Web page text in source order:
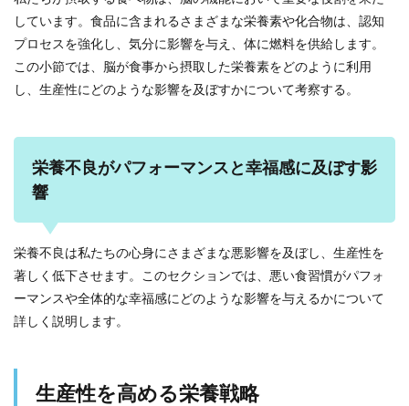
しています。食品に含まれるさまざまな栄養素や化合物は、認知
プロセスを強化し、気分に影響を与え、体に燃料を供給します。
この小節では、脳が食事から摂取した栄養素をどのように利用
し、生産性にどのような影響を及ぼすかについて考察する。
栄養不良がパフォーマンスと幸福感に及ぼす影
響
栄養不良は私たちの心身にさまざまな悪影響を及ぼし、生産性を
著しく低下させます。このセクションでは、悪い食習慣がパフォ
ーマンスや全体的な幸福感にどのような影響を与えるかについて
詳しく説明します。
生産性を高める栄養戦略